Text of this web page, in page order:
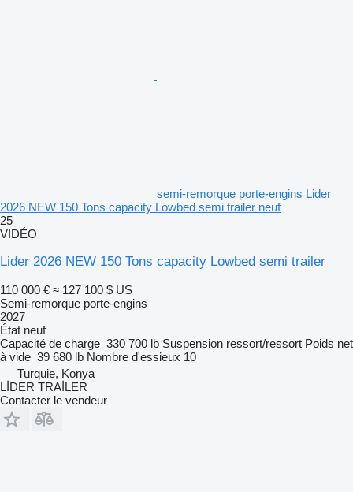
semi-remorque porte-engins Lider
2026 NEW 150 Tons capacity Lowbed semi trailer neuf
25
VIDÉO
Lider 2026 NEW 150 Tons capacity Lowbed semi trailer
110 000 € ≈ 127 100 $ US
Semi-remorque porte-engins
2027
État neuf
Capacité de charge 330 700 lb Suspension ressort/ressort Poids net
à vide 39 680 lb Nombre d'essieux 10
Turquie, Konya
LİDER TRAİLER
Contacter le vendeur